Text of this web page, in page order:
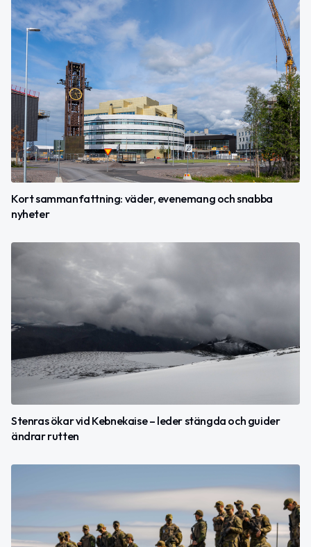
Kort sammanfattning: väder, evenemang och snabba
nyheter
Stenras ökar vid Kebnekaise – leder stängda och guider
ändrar rutten